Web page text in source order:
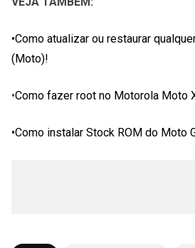
•Como atualizar ou restaurar
(Moto)!
•Como fazer root no Motorola Moto
•Como instalar Stock ROM do Moto